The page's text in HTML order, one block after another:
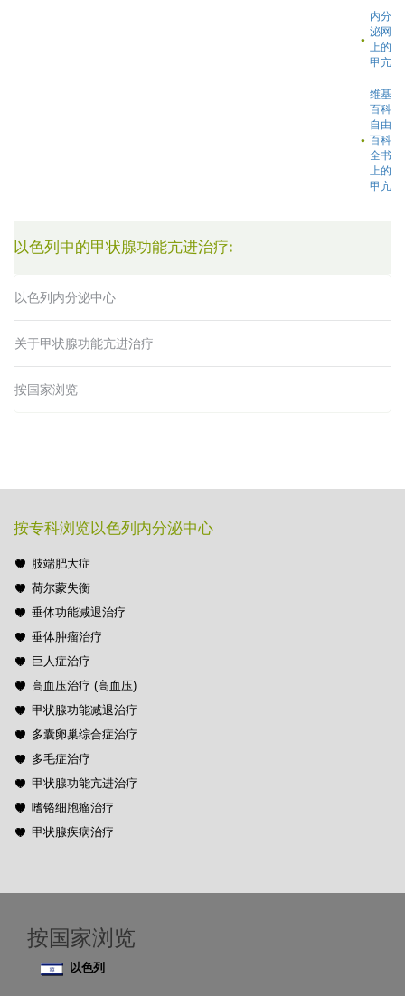
内分
泌网
上的
甲亢
维基
百科
自由
百科
全书
上的
甲亢
以色列中的甲状腺功能亢进治疗:
以色列内分泌中心
关于甲状腺功能亢进治疗
按国家浏览
按专科浏览以色列内分泌中心
肢端肥大症
荷尔蒙失衡
垂体功能减退治疗
垂体肿瘤治疗
巨人症治疗
高血压治疗 (高血压)
甲状腺功能减退治疗
多囊卵巢综合症治疗
多毛症治疗
甲状腺功能亢进治疗
嗜铬细胞瘤治疗
甲状腺疾病治疗
按国家浏览
以色列